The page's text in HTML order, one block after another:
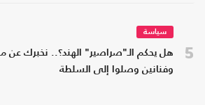
5
سياسة
هل يحكم الـ"صراصير" الهند؟.. نخبرك عن
وفنانين وصلوا إلى السلطة